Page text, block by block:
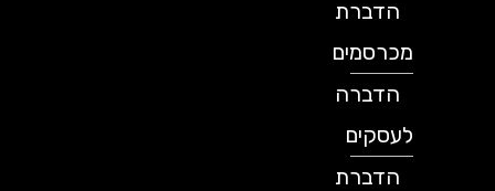
הדברת
מכרסמים
הדברה
לעסקים
הדברת